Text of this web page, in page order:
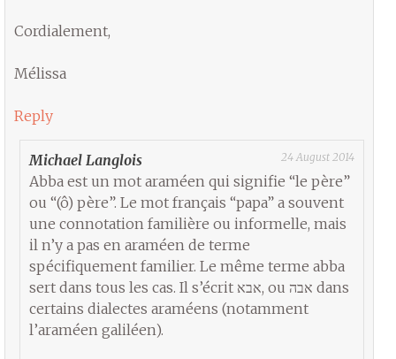
Cordialement,
Mélissa
Reply
Michael Langlois 24 August 2014
Abba est un mot araméen qui signifie “le père”
ou “(ô) père”. Le mot français “papa” a souvent
une connotation familière ou informelle, mais
il n’y a pas en araméen de terme
spécifiquement familier. Le même terme abba
sert dans tous les cas. Il s’écrit אבא, ou אבה dans
certains dialectes araméens (notamment
l’araméen galiléen).